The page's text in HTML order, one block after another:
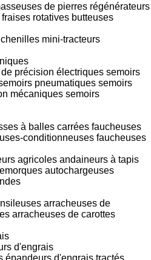
de pierres régénérateurs
fraises rotatives butteuses
mini-tracteurs
précision électriques semoirs
pneumatiques semoirs
mécaniques semoirs
à balles carrées faucheuses
conditionneuses faucheuses
agricoles andaineurs à tapis
autochargeuses
arracheuses de
arracheuses de carottes
d'engrais
épandeurs d'engrais tractés